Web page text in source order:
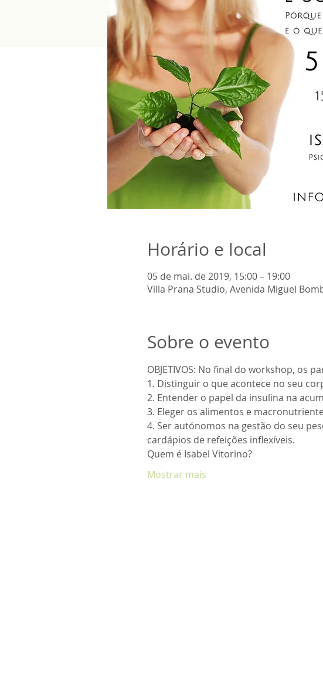
Horário e local
05 de mai. de 2019, 15:00 – 19:00
Villa Prana Studio, Avenida Miguel
Sobre o evento
4. Ser autónomos na gestão do seu
Quem é Isabel Vitorino?
Mostrar mais